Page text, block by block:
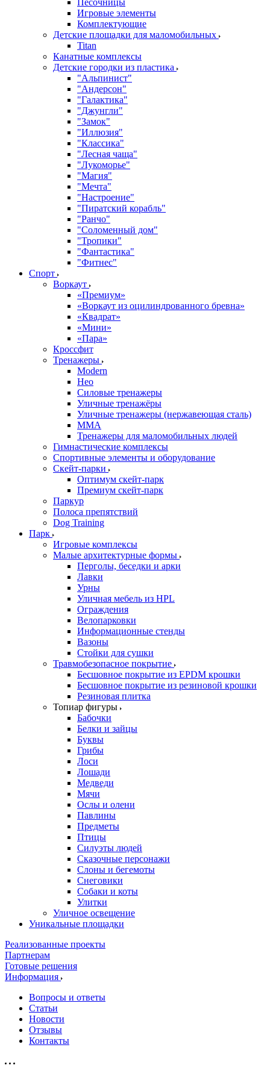
Песочницы
Игровые элементы
Комплектующие
Детские площадки для маломобильных
Titan
Канатные комплексы
Детские городки из пластика
"Альпинист"
"Андерсон"
"Галактика"
"Джунгли"
"Замок"
"Иллюзия"
"Классика"
"Лесная чаща"
"Лукоморье"
"Магия"
"Мечта"
"Настроение"
"Пиратский корабль"
"Ранчо"
"Соломенный дом"
"Тропики"
"Фантастика"
"Фитнес"
Спорт
Воркаут
«Премиум»
«Воркаут из оцилиндрованного бревна»
«Квадрат»
«Мини»
«Пара»
Кроссфит
Тренажеры
Modern
Нео
Силовые тренажеры
Уличные тренажёры
Уличные тренажеры (нержавеющая сталь)
ММА
Тренажеры для маломобильных людей
Гимнастические комплексы
Спортивные элементы и оборудование
Скейт-парки
Оптимум скейт-парк
Премиум скейт-парк
Паркур
Полоса препятствий
Dog Training
Парк
Игровые комплексы
Малые архитектурные формы
Перголы, беседки и арки
Лавки
Урны
Уличная мебель из HPL
Ограждения
Велопарковки
Информационные стенды
Вазоны
Стойки для сушки
Травмобезопасное покрытие
Бесшовное покрытие из EPDM крошки
Бесшовное покрытие из резиновой крошки
Резиновая плитка
Топиар фигуры
Бабочки
Белки и зайцы
Буквы
Грибы
Лоси
Лошади
Медведи
Мячи
Ослы и олени
Павлины
Предметы
Птицы
Силуэты людей
Сказочные персонажи
Слоны и бегемоты
Снеговики
Собаки и коты
Улитки
Уличное освещение
Уникальные площадки
Реализованные проекты
Партнерам
Готовые решения
Информация
Вопросы и ответы
Статьи
Новости
Отзывы
Контакты